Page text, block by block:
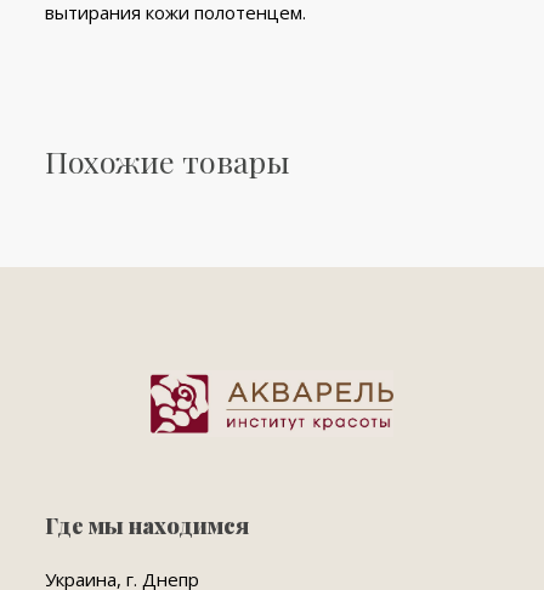
вытирания кожи полотенцем.
Похожие товары
Где мы находимся
Украина, г. Днепр